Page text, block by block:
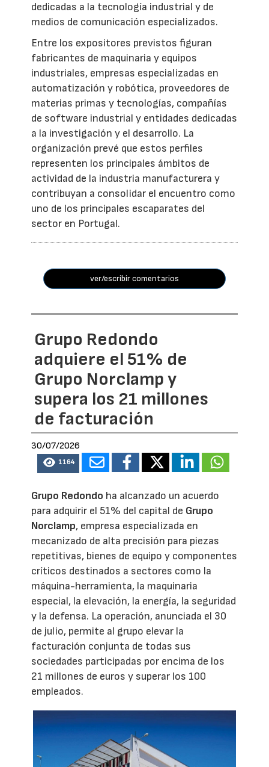
dedicadas a la tecnología industrial y de
medios de comunicación especializados.
Entre los expositores previstos figuran
fabricantes de maquinaria y equipos
industriales, empresas especializadas en
automatización y robótica, proveedores de
materias primas y tecnologías, compañías
de software industrial y entidades dedicadas
a la investigación y el desarrollo. La
organización prevé que estos perfiles
representen los principales ámbitos de
actividad de la industria manufacturera y
contribuyan a consolidar el encuentro como
uno de los principales escaparates del
sector en Portugal.
ver/escribir comentarios
Grupo Redondo
adquiere el 51% de
Grupo Norclamp y
supera los 21 millones
de facturación
30/07/2026
1164
Grupo Redondo ha alcanzado un acuerdo
para adquirir el 51% del capital de Grupo
Norclamp, empresa especializada en
mecanizado de alta precisión para piezas
repetitivas, bienes de equipo y componentes
críticos destinados a sectores como la
máquina-herramienta, la maquinaria
especial, la elevación, la energía, la seguridad
y la defensa. La operación, anunciada el 30
de julio, permite al grupo elevar la
facturación conjunta de todas sus
sociedades participadas por encima de los
21 millones de euros y superar los 100
empleados.